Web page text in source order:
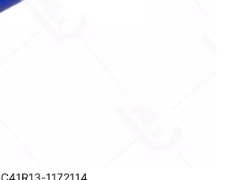
С41R13-1172114